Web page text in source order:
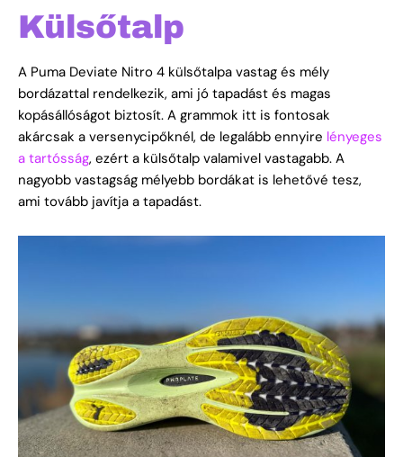
Külsőtalp
A Puma Deviate Nitro 4 külsőtalpa vastag és mély
bordázattal rendelkezik, ami jó tapadást és magas
kopásállóságot biztosít. A grammok itt is fontosak
akárcsak a versenycipőknél, de legalább ennyire lényeges
a tartósság, ezért a külsőtalp valamivel vastagabb. A
nagyobb vastagság mélyebb bordákat is lehetővé tesz,
ami tovább javítja a tapadást.